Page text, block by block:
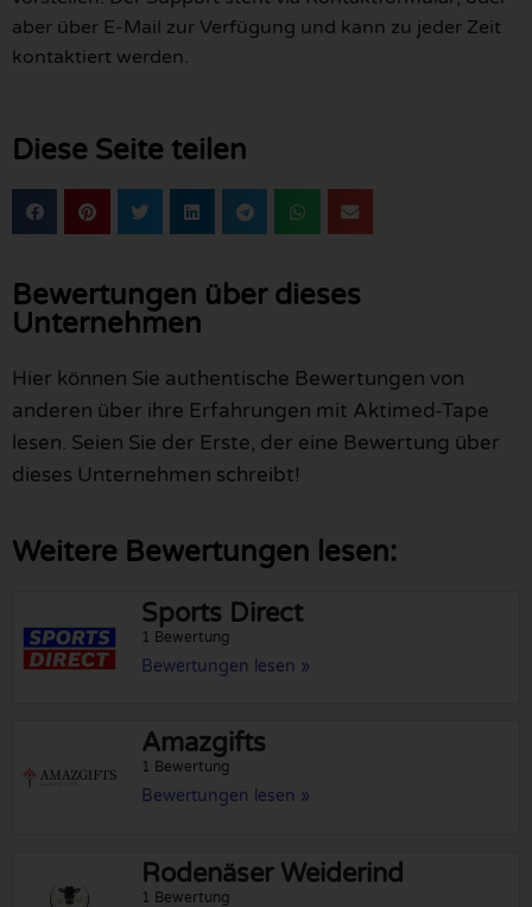
aber über E-Mail zur Verfügung und kann zu jeder Zeit
kontaktiert werden.
Diese Seite teilen
Bewertungen über dieses
Unternehmen
Hier können Sie authentische Bewertungen von
anderen über ihre Erfahrungen mit Aktimed-Tape
lesen. Seien Sie der Erste, der eine Bewertung über
dieses Unternehmen schreibt!
Weitere Bewertungen lesen:
Sports Direct
1 Bewertung
Bewertungen lesen »
Amazgifts
1 Bewertung
Bewertungen lesen »
Rodenäser Weiderind
1 Bewertung